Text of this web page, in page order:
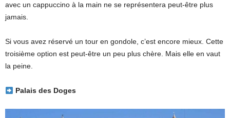
avec un cappuccino à la main ne se représentera peut-être plus
jamais.
Si vous avez réservé un tour en gondole, c’est encore mieux. Cette
troisième option est peut-être un peu plus chère. Mais elle en vaut
la peine.
Palais des Doges